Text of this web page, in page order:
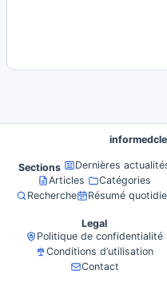
Sections
Dernières
Articles
Catégories
Recherche
Résumé
Legal
Politique de confidentialité
Conditions d’utilisation
Contact